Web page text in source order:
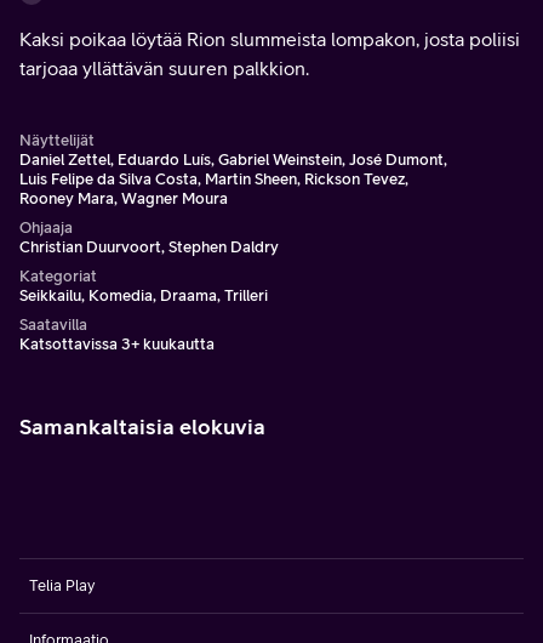
Kaksi poikaa löytää Rion slummeista lompakon, josta poliisi
tarjoaa yllättävän suuren palkkion.
Näyttelijät
Daniel Zettel, Eduardo Luís, Gabriel Weinstein, José Dumont,
Luis Felipe da Silva Costa, Martin Sheen, Rickson Tevez,
Rooney Mara, Wagner Moura
Ohjaaja
Christian Duurvoort, Stephen Daldry
Kategoriat
Seikkailu, Komedia, Draama, Trilleri
Saatavilla
Katsottavissa 3+ kuukautta
Samankaltaisia elokuvia
Telia Play